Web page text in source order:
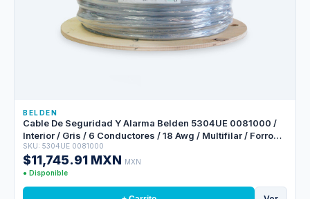
BELDEN
Cable De Seguridad Y Alarma Belden 5304UE 0081000 /
Interior / Gris / 6 Conductores / 18 Awg / Multifilar / Forro
Pvc / Cmr / Bobina / 1,000 Pies 305 Metros
SKU: 5304UE 0081000
$11,745.91 MXN MXN
● Disponible